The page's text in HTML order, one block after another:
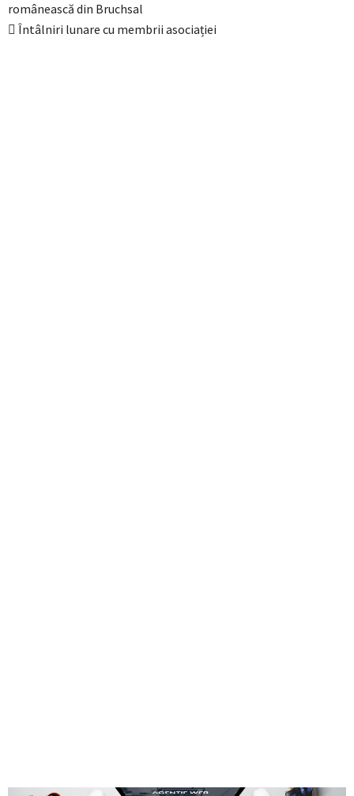
românească din Bruchsal
 Întâlniri lunare cu membrii asociației